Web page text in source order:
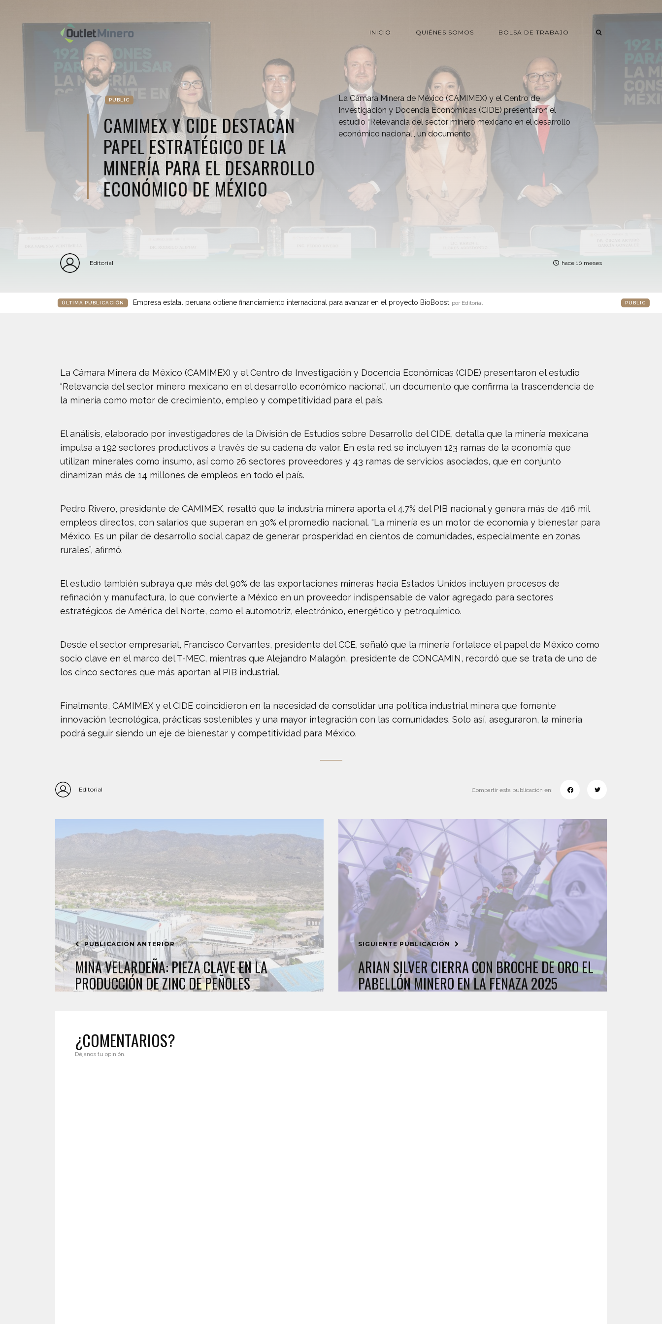
INICIO QUIÉNES SOMOS BOLSA DE TRABAJO
PUBLIC
CAMIMEX Y CIDE DESTACAN
PAPEL ESTRATÉGICO DE LA
MINERÍA PARA EL DESARROLLO
ECONÓMICO DE MÉXICO
La Cámara Minera de México (CAMIMEX) y el Centro de
Investigación y Docencia Económicas (CIDE) presentaron el
estudio “Relevancia del sector minero mexicano en el desarrollo
económico nacional”, un documento
Editorial hace 10 meses
ÚLTIMA PUBLICACIÓN Empresa estatal peruana obtiene financiamiento internacional para avanzar en el proyecto BioBoost por Editorial PUBLIC
La Cámara Minera de México (CAMIMEX) y el Centro de Investigación y Docencia Económicas (CIDE) presentaron el estudio
“Relevancia del sector minero mexicano en el desarrollo económico nacional”, un documento que confirma la trascendencia de
la minería como motor de crecimiento, empleo y competitividad para el país.
El análisis, elaborado por investigadores de la División de Estudios sobre Desarrollo del CIDE, detalla que la minería mexicana
impulsa a 192 sectores productivos a través de su cadena de valor. En esta red se incluyen 123 ramas de la economía que
utilizan minerales como insumo, así como 26 sectores proveedores y 43 ramas de servicios asociados, que en conjunto
dinamizan más de 14 millones de empleos en todo el país.
Pedro Rivero, presidente de CAMIMEX, resaltó que la industria minera aporta el 4.7% del PIB nacional y genera más de 416 mil
empleos directos, con salarios que superan en 30% el promedio nacional. “La minería es un motor de economía y bienestar para
México. Es un pilar de desarrollo social capaz de generar prosperidad en cientos de comunidades, especialmente en zonas
rurales”, afirmó.
El estudio también subraya que más del 90% de las exportaciones mineras hacia Estados Unidos incluyen procesos de
refinación y manufactura, lo que convierte a México en un proveedor indispensable de valor agregado para sectores
estratégicos de América del Norte, como el automotriz, electrónico, energético y petroquímico.
Desde el sector empresarial, Francisco Cervantes, presidente del CCE, señaló que la minería fortalece el papel de México como
socio clave en el marco del T-MEC, mientras que Alejandro Malagón, presidente de CONCAMIN, recordó que se trata de uno de
los cinco sectores que más aportan al PIB industrial.
Finalmente, CAMIMEX y el CIDE coincidieron en la necesidad de consolidar una política industrial minera que fomente
innovación tecnológica, prácticas sostenibles y una mayor integración con las comunidades. Solo así, aseguraron, la minería
podrá seguir siendo un eje de bienestar y competitividad para México.
Editorial Compartir esta publicación en:
PUBLICACIÓN ANTERIOR
MINA VELARDEÑA: PIEZA CLAVE EN LA
PRODUCCIÓN DE ZINC DE PEÑOLES
SIGUIENTE PUBLICACIÓN
ARIAN SILVER CIERRA CON BROCHE DE ORO EL
PABELLÓN MINERO EN LA FENAZA 2025
¿COMENTARIOS?
Déjanos tu opinión.